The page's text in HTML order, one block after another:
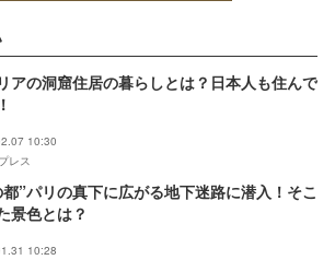
アの洞窟住居の暮らしとは？日本人も住んで
10:30
レス
都”パリの真下に広がる地下迷路に潜入！そこ
景色とは？
10:28